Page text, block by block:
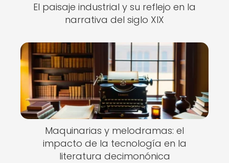
El paisaje industrial y su reflejo en la
narrativa del siglo XIX
Maquinarias y melodramas: el
impacto de la tecnología en la
literatura decimonónica